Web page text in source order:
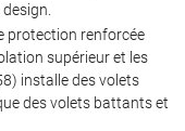
protection renforcée
supérieur et les
installe des volets
des volets battants et